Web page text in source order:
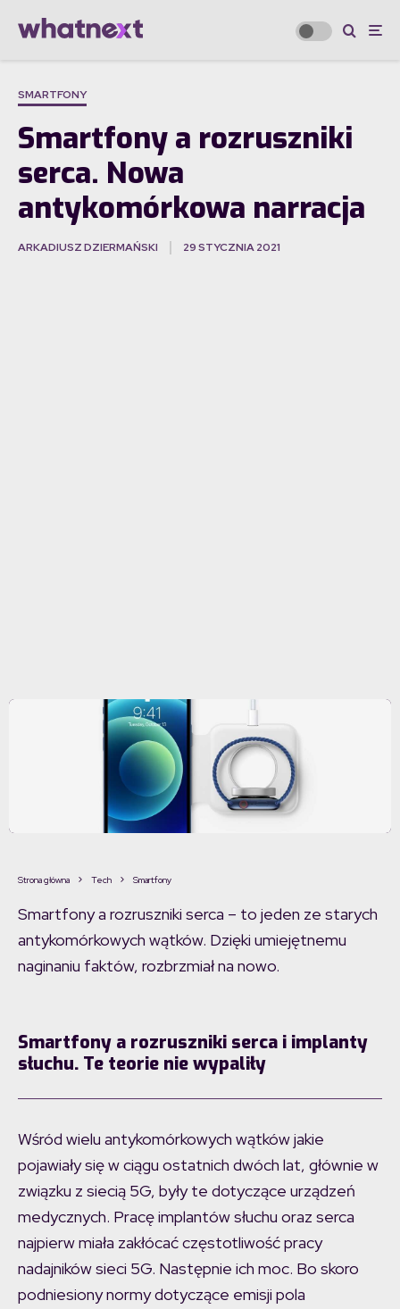
SMARTFONY
Smartfony a rozruszniki
serca. Nowa
antykomórkowa narracja
ARKADIUSZ DZIERMAŃSKI 29 STYCZNIA 2021
Strona główna Tech Smartfony
Smartfony a rozruszniki serca – to jeden ze starych
antykomórkowych wątków. Dzięki umiejętnemu
naginaniu faktów, rozbrzmiał na nowo.
Smartfony a rozruszniki serca i implanty
słuchu. Te teorie nie wypaliły
Wśród wielu antykomórkowych wątków jakie
pojawiały się w ciągu ostatnich dwóch lat, głównie w
związku z siecią 5G, były te dotyczące urządzeń
medycznych. Pracę implantów słuchu oraz serca
najpierw miała zakłócać częstotliwość pracy
nadajników sieci 5G. Następnie ich moc. Bo skoro
podniesiony normy dotyczące emisji pola